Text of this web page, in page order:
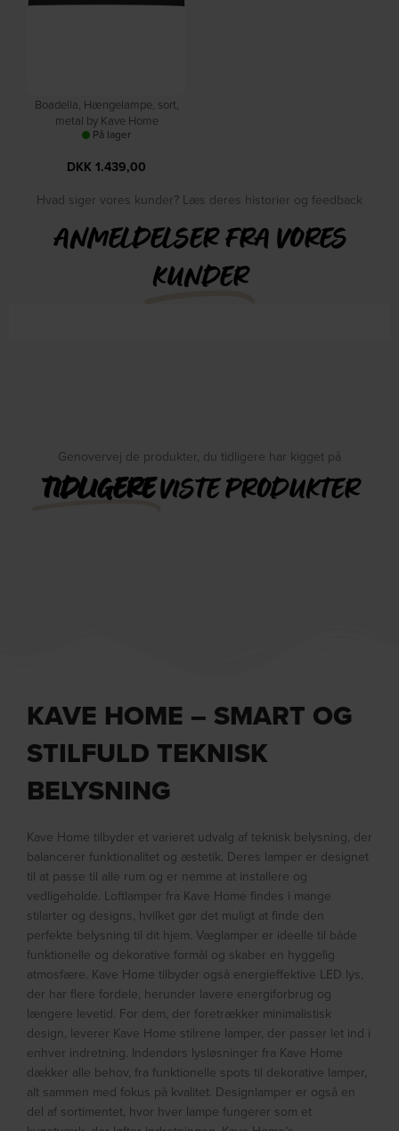
Boadella, Hængelampe, sort,
metal by Kave Home
På lager
DKK 1.439,00
Hvad siger vores kunder? Læs deres historier og feedback
ANMELDELSER FRA VORES
KUNDER
Genovervej de produkter, du tidligere har kigget på
TIDLIGEREVISTE PRODUKTER
KAVE HOME – SMART OG
STILFULD TEKNISK
BELYSNING
Kave Home tilbyder et varieret udvalg af teknisk belysning, der
balancerer funktionalitet og æstetik. Deres lamper er designet
til at passe til alle rum og er nemme at installere og
vedligeholde. Loftlamper fra Kave Home findes i mange
stilarter og designs, hvilket gør det muligt at finde den
perfekte belysning til dit hjem. Væglamper er ideelle til både
funktionelle og dekorative formål og skaber en hyggelig
atmosfære. Kave Home tilbyder også energieffektive LED lys,
der har flere fordele, herunder lavere energiforbrug og
længere levetid. For dem, der foretrækker minimalistisk
design, leverer Kave Home stilrene lamper, der passer let ind i
enhver indretning. Indendørs lysløsninger fra Kave Home
dækker alle behov, fra funktionelle spots til dekorative lamper,
alt sammen med fokus på kvalitet. Designlamper er også en
del af sortimentet, hvor hver lampe fungerer som et